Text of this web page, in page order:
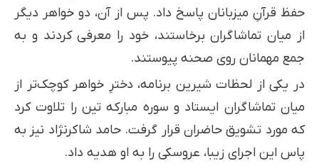
حفظ قرآنِ میزبانان پاسخ داد. پس از آن، دو خواهر دیگر
از میان تماشاگران برخاستند، خود را معرفی کردند و به
جمع مهمانان روی صحنه پیوستند.
در یکی از لحظات شیرین برنامه، دخترِ خواهر کوچک‌تر از
میان تماشاگران ایستاد و سوره مبارکه تین را تلاوت کرد
که مورد تشویق حاضران قرار گرفت. حامد شاکرنژاد نیز به
پاس این اجرای زیبا، عروسکی را به او هدیه داد.